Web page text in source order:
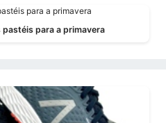
para a primavera